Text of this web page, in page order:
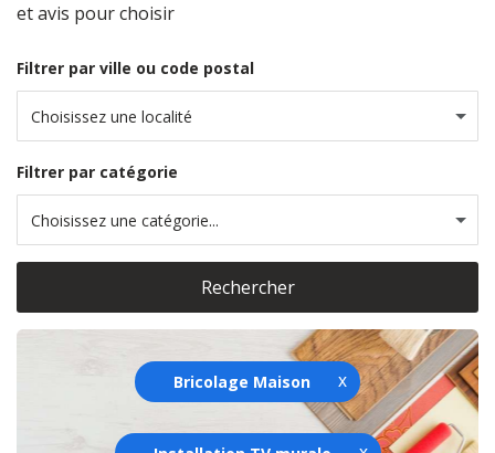
Bricolage Maison
et avis pour choisir
Filtrer par ville ou code postal
Choisissez une localité
Filtrer par catégorie
Choisissez une catégorie...
Rechercher